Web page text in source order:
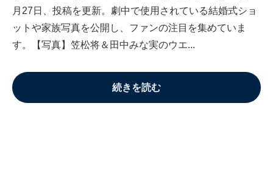
月27日、投稿を更新。劇中で使用されている結婚式ショ
ットや家族写真を公開し、ファンの注目を集めていま
す。【写真】笠松将＆田中みな実のウエ...
続きを読む